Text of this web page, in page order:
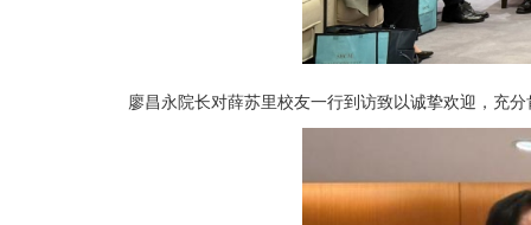
廖昌永院长对薛苏里校友一行到访致以诚挚欢迎，充